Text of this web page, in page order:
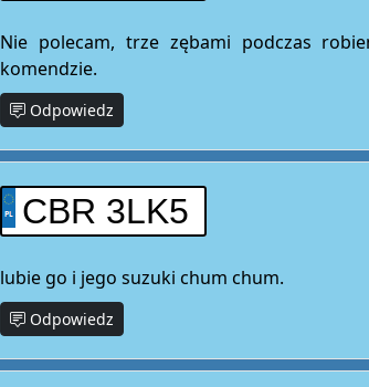
Nie polecam, trze zębami podczas
komendzie.
Odpowiedz
CBR 3LK5
lubie go i jego suzuki chum chum.
Odpowiedz